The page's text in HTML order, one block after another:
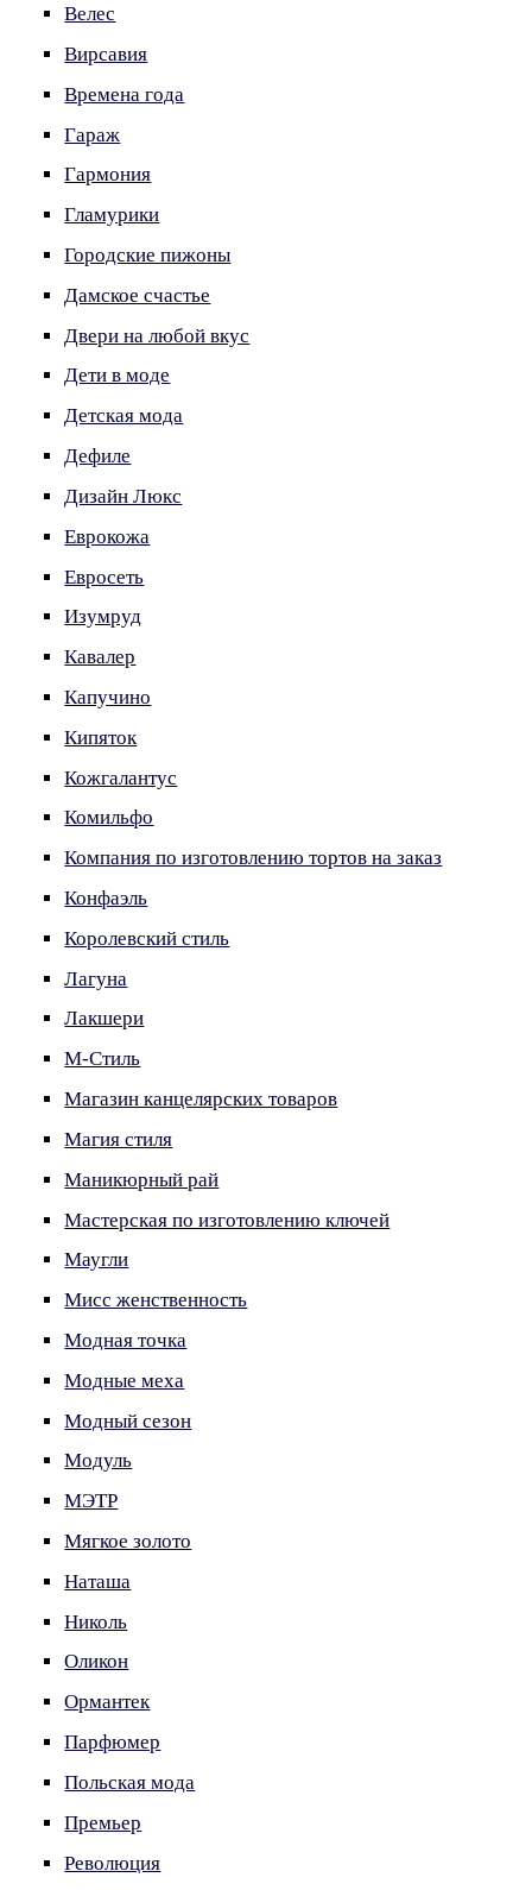
Велес
Вирсавия
Времена года
Гараж
Гармония
Гламурики
Городские пижоны
Дамское счастье
Двери на любой вкус
Дети в моде
Детская мода
Дефиле
Дизайн Люкс
Еврокожа
Евросеть
Изумруд
Кавалер
Капучино
Кипяток
Кожгалантус
Комильфо
Компания по изготовлению тортов на заказ
Конфаэль
Королевский стиль
Лагуна
Лакшери
М-Стиль
Магазин канцелярских товаров
Магия стиля
Маникюрный рай
Мастерская по изготовлению ключей
Маугли
Мисс женственность
Модная точка
Модные меха
Модный сезон
Модуль
МЭТР
Мягкое золото
Наташа
Николь
Оликон
Ормантек
Парфюмер
Польская мода
Премьер
Революция